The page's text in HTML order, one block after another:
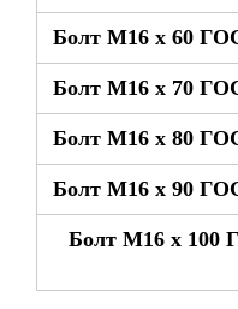
Болт М16 x 60
Болт М16 x 70
Болт М16 x 80
Болт М16 x 90
Болт М16 x 100